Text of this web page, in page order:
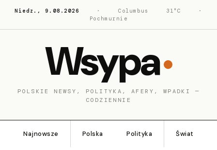
Niedz., 9.08.2026 · Columbus 31°C
·
Pochmurnie
Wsypa
POLSKIE NEWSY, POLITYKA, AFERY, WPADKI —
CODZIENNIE
Najnowsze Polska Polityka Świat